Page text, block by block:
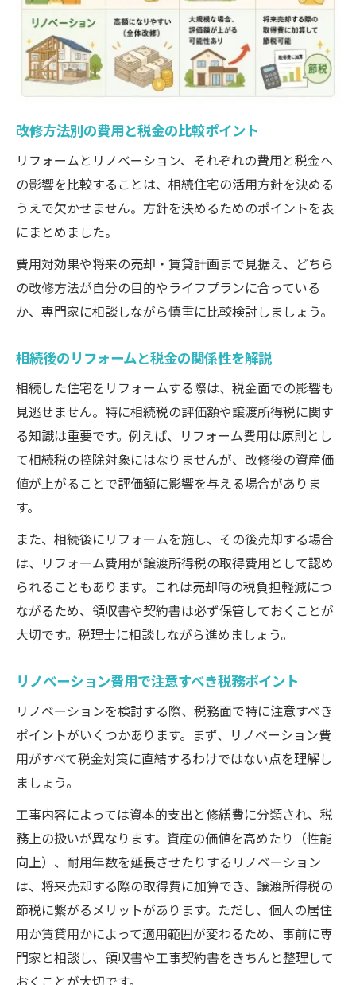
改修方法別の費用と税金の比較ポイント
リフォームとリノベーション、それぞれの費用と税金へ
の影響を比較することは、相続住宅の活用方針を決める
うえで欠かせません。方針を決めるためのポイントを表
にまとめました。
費用対効果や将来の売却・賃貸計画まで見据え、どちら
の改修方法が自分の目的やライフプランに合っている
か、専門家に相談しながら慎重に比較検討しましょう。
相続後のリフォームと税金の関係性を解説
相続した住宅をリフォームする際は、税金面での影響も
見逃せません。特に相続税の評価額や譲渡所得税に関す
る知識は重要です。例えば、リフォーム費用は原則とし
て相続税の控除対象にはなりませんが、改修後の資産価
値が上がることで評価額に影響を与える場合がありま
す。
また、相続後にリフォームを施し、その後売却する場合
は、リフォーム費用が譲渡所得税の取得費用として認め
られることもあります。これは売却時の税負担軽減につ
ながるため、領収書や契約書は必ず保管しておくことが
大切です。税理士に相談しながら進めましょう。
リノベーション費用で注意すべき税務ポイント
リノベーションを検討する際、税務面で特に注意すべき
ポイントがいくつかあります。まず、リノベーション費
用がすべて税金対策に直結するわけではない点を理解し
ましょう。
工事内容によっては資本的支出と修繕費に分類され、税
務上の扱いが異なります。資産の価値を高めたり（性能
向上）、耐用年数を延長させたりするリノベーション
は、将来売却する際の取得費に加算でき、譲渡所得税の
節税に繋がるメリットがあります。ただし、個人の居住
用か賃貸用かによって適用範囲が変わるため、事前に専
門家と相談し、領収書や工事契約書をきちんと整理して
おくことが大切です。